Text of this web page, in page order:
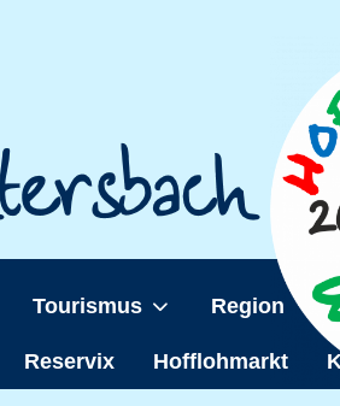
Tourismus Region
Reservix Hofflohmarkt